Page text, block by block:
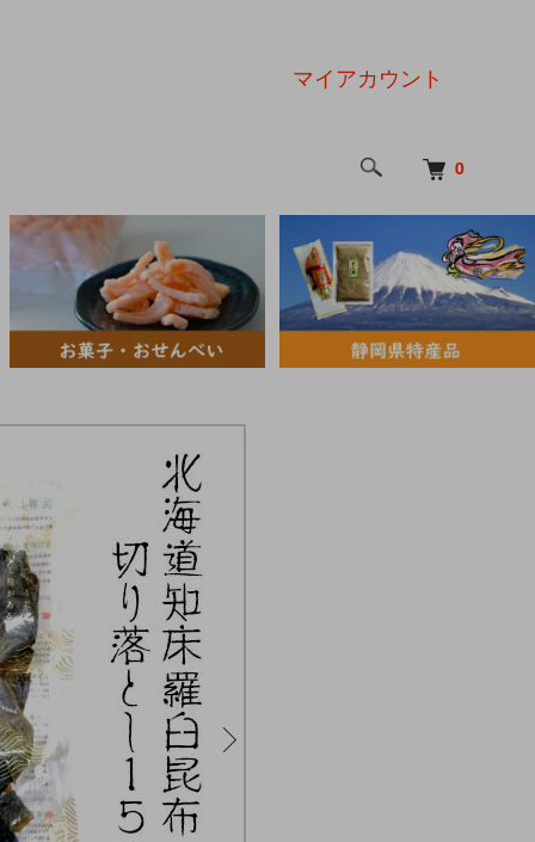
0
マイアカウント